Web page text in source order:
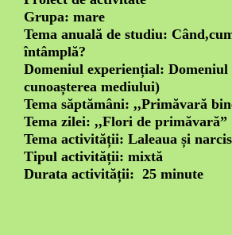
Grupa: mare
Tema anuală de studiu:
întâmplă?
Domeniul experiențial: Domeniul
cunoașterea mediului)
Tema săptămâni: ,,Primăvară
Tema zilei: ,,Flori de primăvară”
Tema activității: Laleaua și
Tipul activității: mixtă
Durata activității: 25 minute